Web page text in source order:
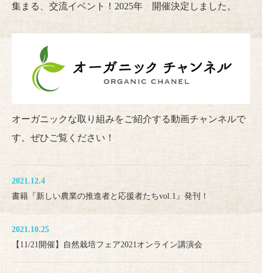
集まる、交流イベント！2025年 開催決定しました。
オーガニックな取り組みをご紹介する動画チャンネルで
す。ぜひご覧ください！
2021.12.4
書籍『新しい農業の推進者と応援者たちvol.1』発刊！
2021.10.25
【11/21開催】自然栽培フェア2021オンライン講演会